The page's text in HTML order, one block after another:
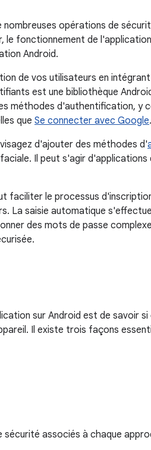
opérations de
le fonctionnement de
Android.
de vos utilisateurs en
est une bibliothèque
méthodes d'authentification, y
que Se connecter avec Google.
d'ajouter des méthodes d'
Il peut s'agir
faciliter le processus
La saisie automatique
des mots de passe
sur Android est de savoir
Il existe trois façons
associés à chaque